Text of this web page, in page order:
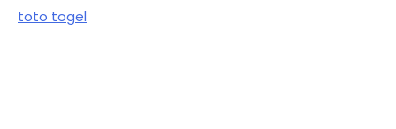
toto togel